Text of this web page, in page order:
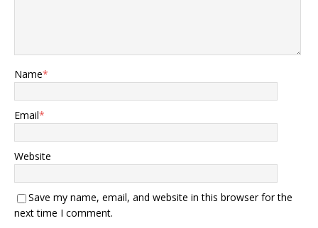
Name*
Email*
Website
Save my name, email, and website in this browser for the
next time I comment.